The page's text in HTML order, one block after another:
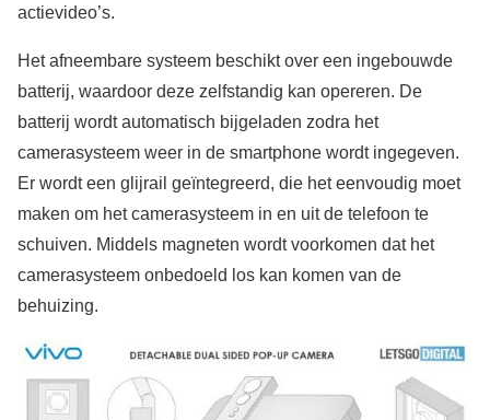
actievideo’s.
Het afneembare systeem beschikt over een ingebouwde
batterij, waardoor deze zelfstandig kan opereren. De
batterij wordt automatisch bijgeladen zodra het
camerasysteem weer in de smartphone wordt ingegeven.
Er wordt een glijrail geïntegreerd, die het eenvoudig moet
maken om het camerasysteem in en uit de telefoon te
schuiven. Middels magneten wordt voorkomen dat het
camerasysteem onbedoeld los kan komen van de
behuizing.